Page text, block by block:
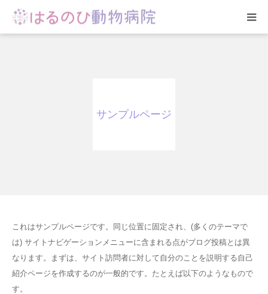
サンプルページ
これはサンプルページです。同じ位置に固定され、(多くのテーマで
は) サイトナビゲーションメニューに含まれる点がブログ投稿とは異
なります。まずは、サイト訪問者に対して自分のことを説明する自己
紹介ページを作成するのが一般的です。たとえば以下のようなもので
す。
お問合せ